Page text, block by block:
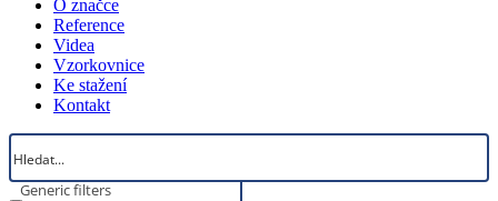
O značce
Reference
Videa
Vzorkovnice
Ke stažení
Kontakt
Generic filters